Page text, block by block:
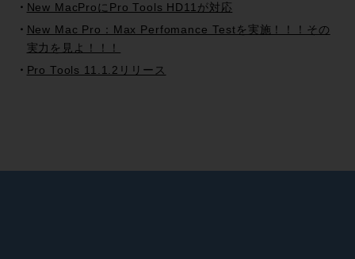
New MacProにPro Tools HD11が対応
New Mac Pro：Max Perfomance Testを実施！！！その
実力を見よ！！！
Pro Tools 11.1.2リリース